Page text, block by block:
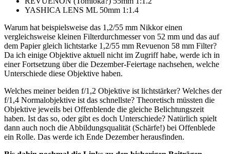
YASHICA LENS ML 50mm 1:1.4
Warum hat beispielsweise das 1,2/55 mm Nikkor einen
vergleichsweise kleinen Filterdurchmesser von 52 mm und das auf
dem Papier gleich lichtstarke 1,2/55 mm Revuenon 58 mm Filter?
Da ich einige Objektive aktuell nicht im Zugriff habe, werde ich in
einer Fortsetzung über die Dezember-Feiertage nachsehen, welche
Unterschiede diese Objektive haben.
Welches meiner beiden f/1,2 Objektive ist lichtstärker? Welches der
f/1,4 Normalobjektive ist das schnellste? Theoretisch müssten die
Objektive jeweils bei Offenblende die gleiche Belichtungszeit
haben. Ist das so, oder gibt es doch Unterschiede? Natürlich spielt
dann auch noch die Abbildungsqualität (Schärfe!) bei Offenblede
ein Rolle. Das werde ich Ende Dezember herausfinden.